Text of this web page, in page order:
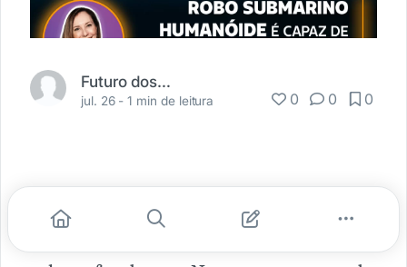
Futuro dos Negócios
jul. 26 -1 min de leitura 0 0 0
Robôs já são usados há bastante tempo